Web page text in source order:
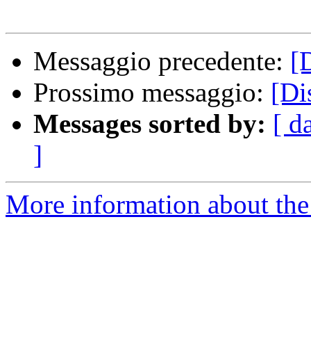
Messaggio precedente:
Prossimo messaggio:
Messages sorted by: [
]
More information about